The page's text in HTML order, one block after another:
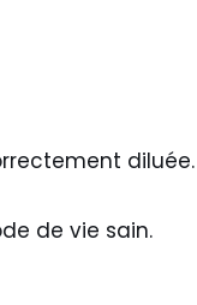
diluée.
de vie sain.